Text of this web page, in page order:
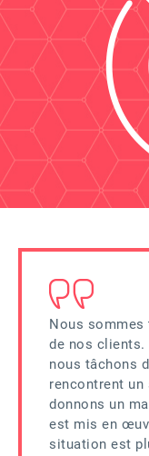
Nous sommes
de nos clients.
nous tâchons
rencontrent
donnons un
est mis en
situation est